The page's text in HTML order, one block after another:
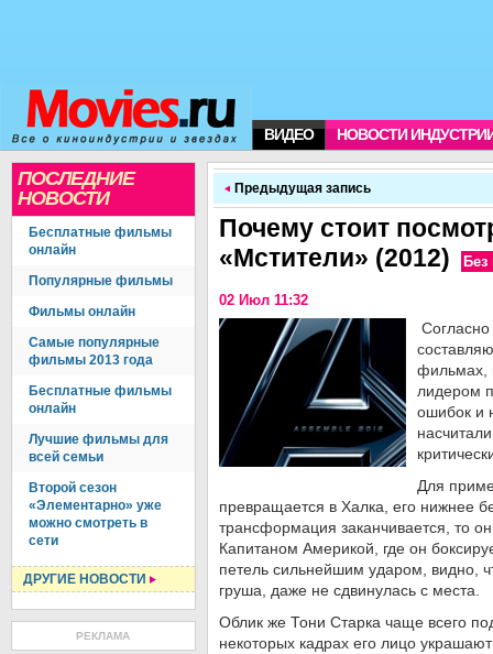
ВИДЕО НОВОСТИ
ПОСЛЕДНИЕ
НОВОСТИ
Бесплатные фильмы
онлайн
Популярные фильмы
Фильмы онлайн
Самые популярные
фильмы 2013 года
Бесплатные фильмы
онлайн
Лучшие фильмы для
всей семьи
Второй сезон
«Элементарно» уже
можно смотреть в
сети
ДРУГИЕ НОВОСТИ
РЕКЛАМА
Предыдущая запись
Почему стоит
«Мстители» (2012)
02 Июл 11:32
фильмах,
лидером
ошибок и
Для
превращается в Халка, его нижнее
трансформация заканчивается, то
Капитаном Америкой, где он
петель сильнейшим ударом, видно,
груша, даже не сдвинулась с места.
Облик же Тони Старка чаще всего
некоторых кадрах его лицо